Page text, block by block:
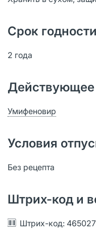
Срок годности
2 года
Действующее
Умифеновир
Условия
Без рецепта
Штрих-код и
Штрих-код: